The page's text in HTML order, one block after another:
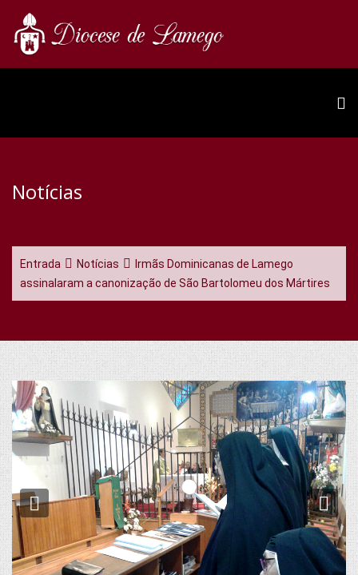
Notícias
Entrada Notícias
Irmãs Dominicanas de Lamego
assinalaram a canonização de São Bartolomeu dos Mártires
Previous